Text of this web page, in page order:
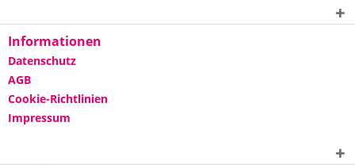
Informationen
Datenschutz
AGB
Cookie-Richtlinien
Impressum